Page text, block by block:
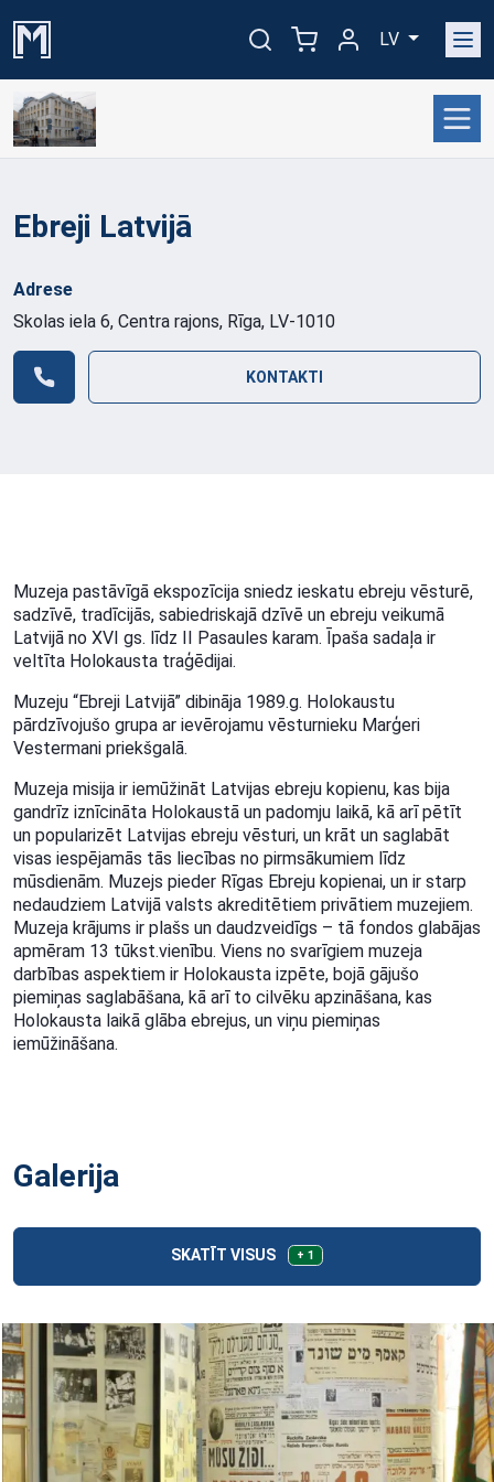
LV
Ebreji Latvijā
Adrese
Skolas iela 6, Centra rajons, Rīga, LV-1010
KONTAKTI
Muzeja pastāvīgā ekspozīcija sniedz ieskatu ebreju vēsturē,
sadzīvē, tradīcijās, sabiedriskajā dzīvē un ebreju veikumā
Latvijā no XVI gs. līdz II Pasaules karam. Īpaša sadaļa ir
veltīta Holokausta traģēdijai.
Muzeju “Ebreji Latvijā” dibināja 1989.g. Holokaustu
pārdzīvojušo grupa ar ievērojamu vēsturnieku Marģeri
Vestermani priekšgalā.
Muzeja misija ir iemūžināt Latvijas ebreju kopienu, kas bija
gandrīz iznīcināta Holokaustā un padomju laikā, kā arī pētīt
un popularizēt Latvijas ebreju vēsturi, un krāt un saglabāt
visas iespējamās tās liecības no pirmsākumiem līdz
mūsdienām. Muzejs pieder Rīgas Ebreju kopienai, un ir starp
nedaudziem Latvijā valsts akreditētiem privātiem muzejiem.
Muzeja krājums ir plašs un daudzveidīgs – tā fondos glabājas
apmēram 13 tūkst.vienību. Viens no svarīgiem muzeja
darbības aspektiem ir Holokausta izpēte, bojā gājušo
piemiņas saglabāšana, kā arī to cilvēku apzināšana, kas
Holokausta laikā glāba ebrejus, un viņu piemiņas
iemūžināšana.
Galerija
SKATĪT VISUS + 1